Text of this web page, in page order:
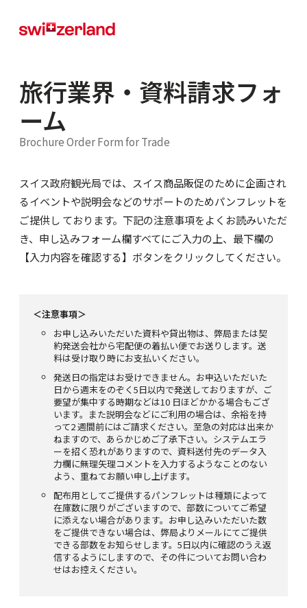
旅行業界・資料請求フォ
ーム
Brochure Order Form for Trade
スイス政府観光局では、スイス商品販促のために企画され
るイベントや説明会などのサポートのためパンフレットを
ご提供し ております。下記の注意事項をよくお読みいただ
き、申し込みフォーム欄すべてにご入力の上、最下欄の
【入力内容を確認する】ボタンをクリックしてください。
＜注意事項＞
お申し込みいただいた資料や貸出物は、弊局または契
約発送会社から宅配便の着払い便でお送りします。送
料は受け取り時にお支払いください。
発送日の指定はお受けできません。お申込いただいた
日から週末をのぞく5日以内で発送しておりますが、ご
要望が集中する時期などは10 日ほどかかる場合もござ
います。また説明会などにご利用の場合は、余裕を持
って2 週間前にはご請求ください。至急の対応は出来か
ねますので、あらかじめご了承下さい。システムエラ
ーを招く恐れがありますので、資料送付先のデータ入
力欄に無理矢理コメントを入力するようなことのない
よう、重ねてお願い申し上げます。
配布用としてご提供するパンフレットは種類によって
在庫数に限りがございますので、部数についてご希望
に添えない場合があります。お申し込みいただいた数
をご提供できない場合は、弊局よりメールにてご提供
できる部数をお知らせします。5日以内に確認のうえ返
信するようにしますので、その件についてお問い合わ
せはお控えください。